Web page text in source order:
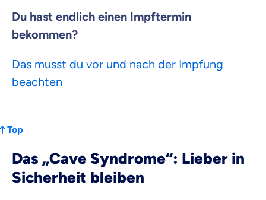
Du hast endlich einen Impftermin
bekommen?
Das musst du vor und nach der Impfung
beachten
Top
Das „Cave Syndrome“: Lieber in
Sicherheit bleiben